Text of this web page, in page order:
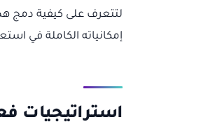
لتتعرف على كيفية دمج
إمكانياته الكاملة في
استراتيجيات